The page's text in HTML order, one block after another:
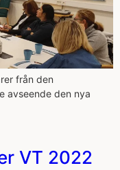
från den
avseende den nya
VT 2022